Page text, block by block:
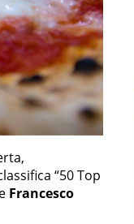
“50 Top
Francesco